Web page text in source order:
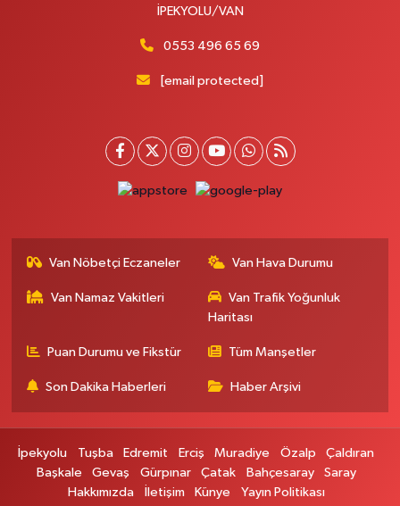
Akpınar Mah. Milli Egemenlik Cad.No:7 A
Yol Tarifi Al
0 (432) 215 77 65 Yol Tarifi Al
Ferhat Eczanesi
Akköprü mahallesi Beşyol mevkii sakatatçılar çarşısı altı şok market yanı
Gündüz Eczanesi
CUMHURİYET MAH. ATATÜRK CADDESİ NO:39 A
Merve Eczanesi
İPEKYOLU/VAN
0553 496 65 69
[email protected]
Van Nöbetçi Eczaneler Van Hava Durumu
Van Namaz Vakitleri
Van Trafik Yoğunluk
Haritası
Puan Durumu ve Fikstür Tüm Manşetler
Son Dakika Haberleri Haber Arşivi
İpekyolu Tuşba Edremit Erciş Muradiye Özalp
Çaldıran
Başkale
Gevaş Gürpınar Çatak Bahçesaray
Saray
Hakkımızda
İletişim Künye
Yayın Politikası